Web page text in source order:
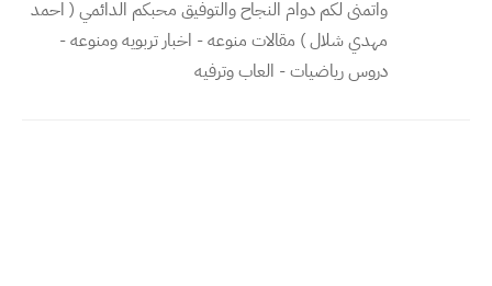
واتمنى لكم دوام النجاح والتوفيق محبكم الدائمي ( احمد
مهدي شلال ) مقالات منوعه - اخبار تربويه ومنوعه -
دروس رياضيات - العاب وترفيه